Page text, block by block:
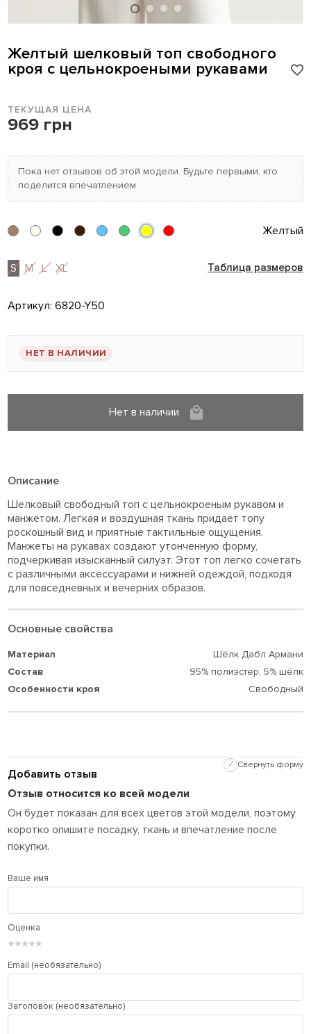
Желтый шелковый топ свободного
кроя с цельнокроеными рукавами
ТЕКУЩАЯ ЦЕНА
969 грн
Пока нет отзывов об этой модели. Будьте первыми, кто
поделится впечатлением.
Желтый
S M L XL Таблица размеров
Артикул:6820-Y50
НЕТ В НАЛИЧИИ
Нет в наличии
Описание
Шелковый свободный топ с цельнокроеным рукавом и
манжетом. Легкая и воздушная ткань придает топу
роскошный вид и приятные тактильные ощущения.
Манжеты на рукавах создают утонченную форму,
подчеркивая изысканный силуэт. Этот топ легко сочетать
с различными аксессуарами и нижней одеждой, подходя
для повседневных и вечерних образов.
Основные свойства
Материал
Шёлк Дабл Армани
Состав
95% полиэстер, 5% шёлк
Особенности кроя
Свободный
Добавить отзыв
✓ Свернуть форму
Отзыв относится ко всей модели
Он будет показан для всех цветов этой модели, поэтому
коротко опишите посадку, ткань и впечатление после
покупки.
Ваше имя
Оценка
★
★
★
★
★
Email (необязательно)
Заголовок (необязательно)